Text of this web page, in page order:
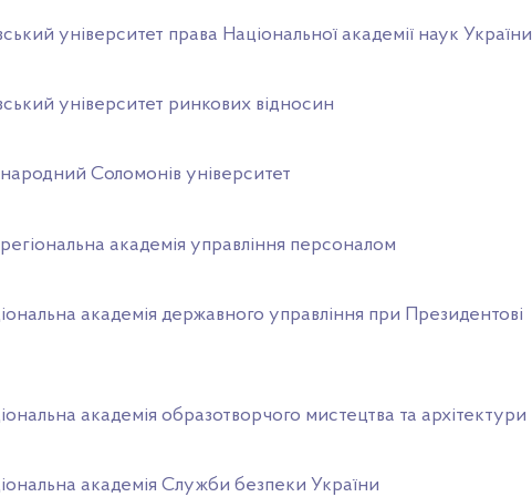
університет права Національної академії наук України
університет ринкових відносин
Соломонів університет
академія управління персоналом
академія державного управління при Президентові
академія образотворчого мистецтва та архітектури
академія Служби безпеки України